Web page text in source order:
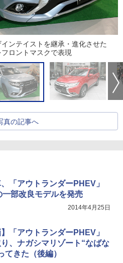
ンテイストを継承・進化させた
ロントマスクで表現
真の記事へ
「アウトランダーPHEV」
一部改良モデルを発売
2014年4月25日
】「アウトランダーPHEV」
、ナガシマリゾート“なばな
てきた（後編）